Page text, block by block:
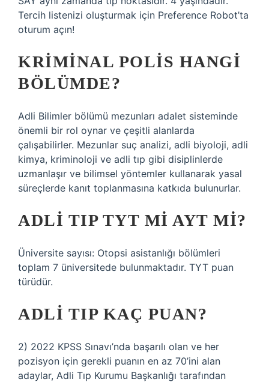
Tercih listenizi oluşturmak için Preference Robot’ta
oturum açın!
KRIMINAL POLIS HANGI
BÖLÜMDE?
Adli Bilimler bölümü mezunları adalet sisteminde
önemli bir rol oynar ve çeşitli alanlarda
çalışabilirler. Mezunlar suç analizi, adli biyoloji, adli
kimya, kriminoloji ve adli tıp gibi disiplinlerde
uzmanlaşır ve bilimsel yöntemler kullanarak yasal
süreçlerde kanıt toplanmasına katkıda bulunurlar.
ADLI TIP TYT MI AYT MI?
Üniversite sayısı: Otopsi asistanlığı bölümleri
toplam 7 üniversitede bulunmaktadır. TYT puan
türüdür.
ADLI TIP KAÇ PUAN?
2) 2022 KPSS Sınavı’nda başarılı olan ve her
pozisyon için gerekli puanın en az 70’ini alan
adaylar, Adli Tıp Kurumu Başkanlığı tarafından